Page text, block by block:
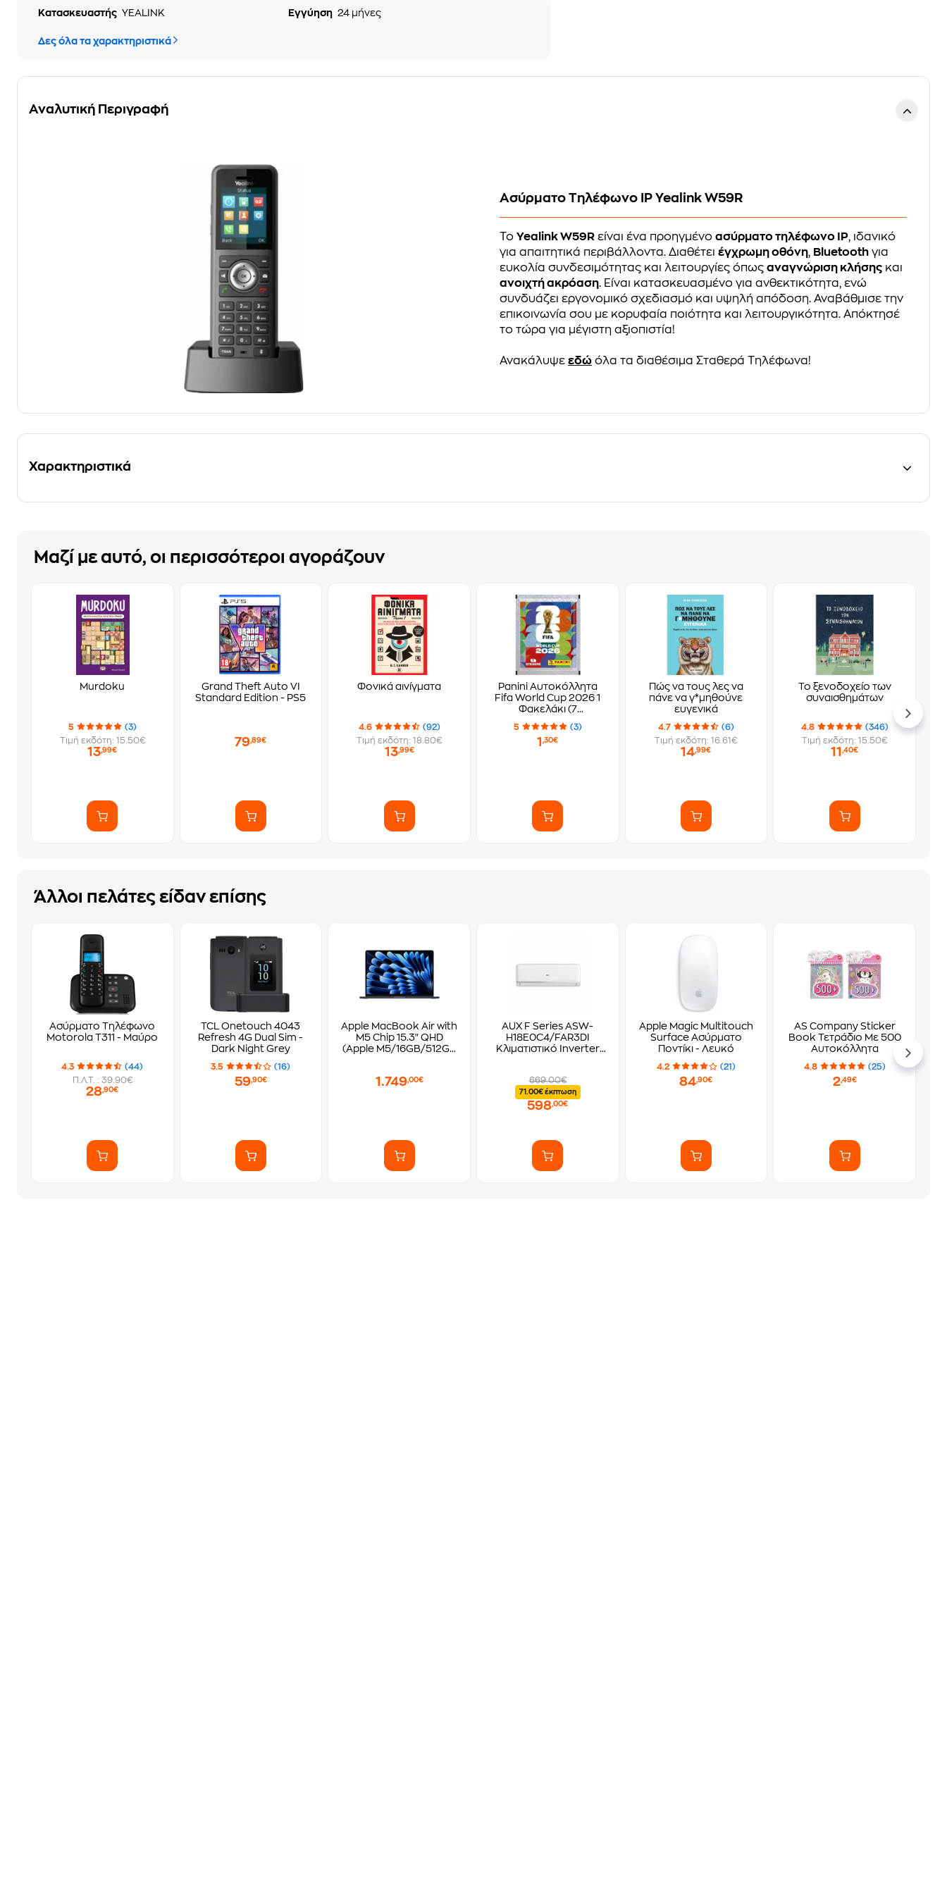
Κατασκευαστής YEALINK Εγγύηση 24 μήνες
Δες όλα τα χαρακτηριστικά
Αναλυτική Περιγραφή
Ασύρματο Τηλέφωνο IP Yealink W59R
ΤοYealink W59R είναι ένα προηγμένοασύρματο τηλέφωνο IP, ιδανικό
για απαιτητικά περιβάλλοντα. Διαθέτειέγχρωμη οθόνη, Bluetooth για
ευκολία συνδεσιμότητας και λειτουργίες όπωςαναγνώριση κλήσης και
ανοιχτή ακρόαση. Είναι κατασκευασμένο για ανθεκτικότητα, ενώ
συνδυάζει εργονομικό σχεδιασμό και υψηλή απόδοση. Αναβάθμισε την
επικοινωνία σου με κορυφαία ποιότητα και λειτουργικότητα. Απόκτησέ
το τώρα για μέγιστη αξιοπιστία!
Ανακάλυψεεδώ όλα τα διαθέσιμα Σταθερά Τηλέφωνα!
Χαρακτηριστικά
Μαζί με αυτό, οι περισσότεροι αγοράζουν
Murdoku
5
(3)
Τιμή εκδότη: 15.50€
13,99€
Grand Theft Auto VI
Standard Edition - PS5
79,89€
Φονικά αινίγματα
4.6
(92)
Τιμή εκδότη: 18.80€
13,99€
Panini Αυτοκόλλητα
Fifa World Cup 2026 1
Φακελάκι (7
Αυτοκόλλητα)
5 (3)
1,30€
Πώς να τους λες να
πάνε να γ*μηθούνε
ευγενικά
4.7
(6)
Τιμή εκδότη: 16.61€
14,99€
Το ξενοδοχείο των
συναισθημάτων
4.8
(346)
Τιμή εκδότη: 15.50€
11,40€
Άλλοι πελάτες είδαν επίσης
Ασύρματο Τηλέφωνο
Motorola T311 - Μαύρο
4.3
(44)
Π.Λ.Τ. : 39.90€
28,90€
TCL Onetouch 4043
Refresh 4G Dual Sim -
Dark Night Grey
3.5 (16)
59,90€
Apple MacBook Air with
M5 Chip 15.3" QHD
(Apple M5/16GB/512GB
1.749,00€
AUX F Series ASW-
H18E0C4/FAR3DI
Κλιματιστικό Inverter
669.00€
71.00€ έκπτωση
598,00€
Apple Magic Multitouch
Surface Ασύρματο
Ποντίκι - Λευκό
4.2 (21)
84,90€
AS Company Sticker
Book Τετράδιο Με 500
Αυτοκόλλητα
4.8 (25)
2,49€